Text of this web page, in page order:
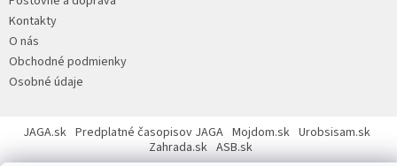
e
Kontakty
O nás
Obchodné podmienky
Osobné údaje
JAGA.sk Predplatné časopisov JAGA Mojdom.sk Urobsisam.sk
Zahrada.sk ASB.sk